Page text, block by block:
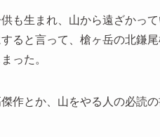
も生まれ、山から遠ざかっ
ると言って、槍ヶ岳の北鎌
った。
作とか、山をやる人の必読